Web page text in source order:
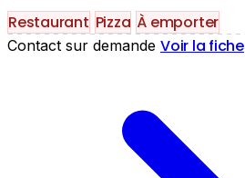
Restaurant Pizza À emporter
Contact sur demande Voir la fiche